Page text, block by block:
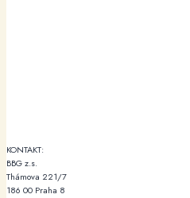
KONTAKT:
BBG z.s.
Thámova 221/7
186 00 Praha 8